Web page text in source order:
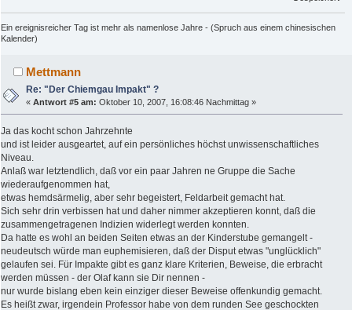
Ein ereignisreicher Tag ist mehr als namenlose Jahre - (Spruch aus einem chinesischen
Kalender)
Mettmann
Re: "Der Chiemgau Impakt" ?
«Antwort #5 am: Oktober 10, 2007, 16:08:46 Nachmittag »
Ja das kocht schon Jahrzehnte
und ist leider ausgeartet, auf ein persönliches höchst unwissenschaftliches
Niveau.
Anlaß war letztendlich, daß vor ein paar Jahren ne Gruppe die Sache
wiederaufgenommen hat,
etwas hemdsärmelig, aber sehr begeistert, Feldarbeit gemacht hat.
Sich sehr drin verbissen hat und daher nimmer akzeptieren konnt, daß die
zusammengetragenen Indizien widerlegt werden konnten.
Da hatte es wohl an beiden Seiten etwas an der Kinderstube gemangelt -
neudeutsch würde man euphemisieren, daß der Disput etwas "unglücklich"
gelaufen sei. Für Impakte gibt es ganz klare Kriterien, Beweise, die erbracht
werden müssen - der Olaf kann sie Dir nennen -
nur wurde bislang eben kein einziger dieser Beweise offenkundig gemacht.
Es heißt zwar, irgendein Professor habe von dem runden See geschockten